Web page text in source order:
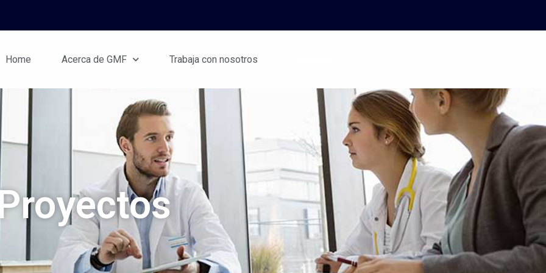
Home
Acerca de GMF Trabaja con nosotros